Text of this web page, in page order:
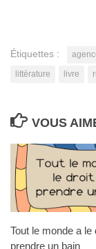
Étiquettes :
littérature
livre
VOUS
Tout le monde a le
prendre un bain